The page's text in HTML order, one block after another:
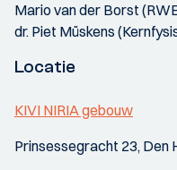
Mario van der Borst
dr. Piet Müskens
Locatie
KIVI NIRIA gebouw
Prinsessegracht 23, Den